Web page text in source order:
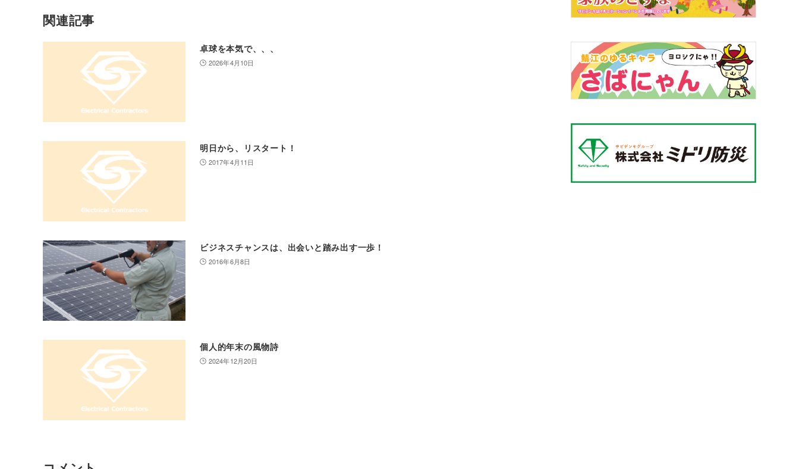
関連記事
卓球を本気で、、、
2026年4月10日
明日から、リスタート！
2017年4月11日
ビジネスチャンスは、出会いと踏み出す一歩！
2016年6月8日
個人的年末の風物詩
2024年12月20日